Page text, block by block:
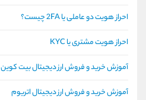
احراز هویت دو عاملی یا 2FA چیست؟
احراز هویت مشتری یا KYC
آموزش خرید و فروش ارز دیجیتال بیت کوین
آموزش خرید و فروش ارز دیجیتال اتریوم